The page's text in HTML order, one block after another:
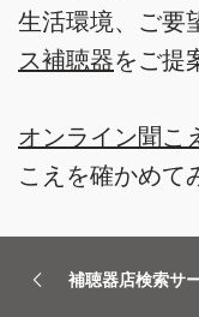
生活環境、ご要
ス補聴器をご提
オンライン聞こ
こえを確かめて
補聴器店検索サ